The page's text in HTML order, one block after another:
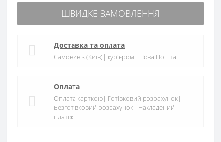
ШВИДКЕ ЗАМОВЛЕННЯ
Доставка та оплата
Самовивіз (Київ)| кур'єром| Нова Пошта
Оплата
Оплата карткою| Готівковий розрахунок|
Безготівковий розрахунок| Накладений
платіж